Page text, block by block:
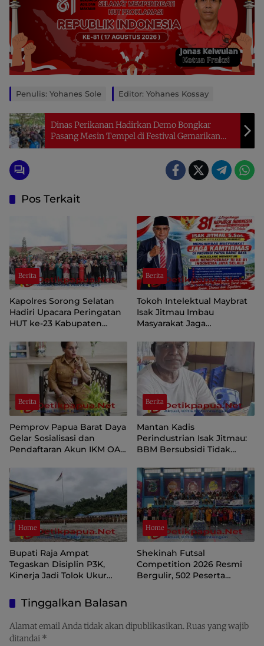
Penulis: Yohanes Sole Editor: Yohanes Kossay
Dinas Perikanan Hadirkan Demo Bongkar
Pasang Mesin Tempel di Festival Gemarikan
2025
Pos Terkait
Berita
Kapolres Sorong Selatan
Hadiri Upacara Peringatan
HUT ke-23 Kabupaten
Berita
Tokoh Intelektual Maybrat
Isak Jitmau Imbau
Masyarakat Jaga
81 Kemerdekaan RI
Berita
Pemprov Papua Barat Daya
Gelar Sosialisasi dan
Pendaftaran Akun IKM OAP
Berita
Mantan Kadis
Perindustrian Isak Jitmau:
BBM Bersubsidi Tidak
Distribusi Perlu Diperkuat
Home
Bupati Raja Ampat
Tegaskan Disiplin P3K,
Kinerja Jadi Tolok Ukur
Home
Shekinah Futsal
Competition 2026 Resmi
Bergulir, 502 Peserta
Tinggalkan Balasan
Alamat email Anda tidak akan dipublikasikan.Ruas yang wajib
ditandai *